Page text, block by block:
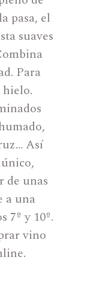
pasa, el
suaves
Para
hielo.
Así
de unas
a una
7º y 10º.
vino